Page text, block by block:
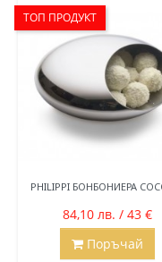
PHILIPPI БОНБОНИЕРА
84,10 лв. / 43 €
ТОП ПРОДУКТ
Поръчай